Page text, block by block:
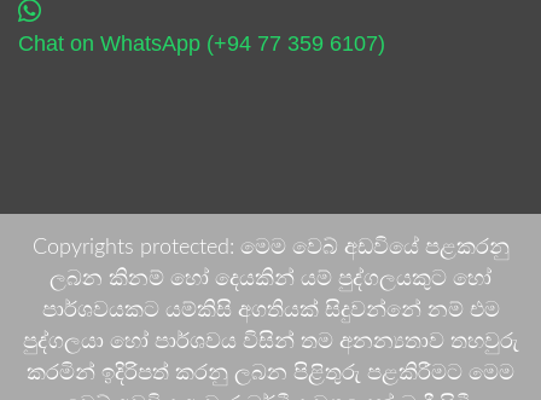
Chat on WhatsApp (+94 77 359 6107)
Copyrights protected: මෙම වෙබ් අඩවියේ පළකරනු
ලබන කිනම් හෝ දෙයකින් යම් පුද්ගලයකුට හෝ
පාර්ශවයකට යම්කිසි අගතියක් සිදුවන්නේ නම් එම
පුද්ගලයා හෝ පාර්ශවය විසින් තම අනන්‍යතාව තහවුරු
කරමින් ඉදිරිපත් කරනු ලබන පිළිතුරු පළකිරීමට මෙම